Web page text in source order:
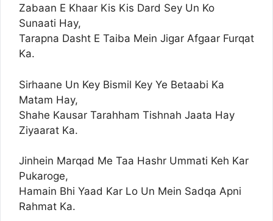
Zabaan E Khaar Kis Kis Dard Sey Un Ko
Sunaati Hay,
Tarapna Dasht E Taiba Mein Jigar Afgaar Furqat
Ka.
Sirhaane Un Key Bismil Key Ye Betaabi Ka
Matam Hay,
Shahe Kausar Tarahham Tishnah Jaata Hay
Ziyaarat Ka.
Jinhein Marqad Me Taa Hashr Ummati Keh Kar
Pukaroge,
Hamain Bhi Yaad Kar Lo Un Mein Sadqa Apni
Rahmat Ka.